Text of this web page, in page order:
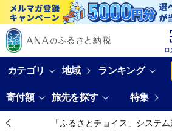
ロ
カテゴリ 地域 ランキング
寄付額 旅先を探す 特集
「ふるさとチョイス」システ